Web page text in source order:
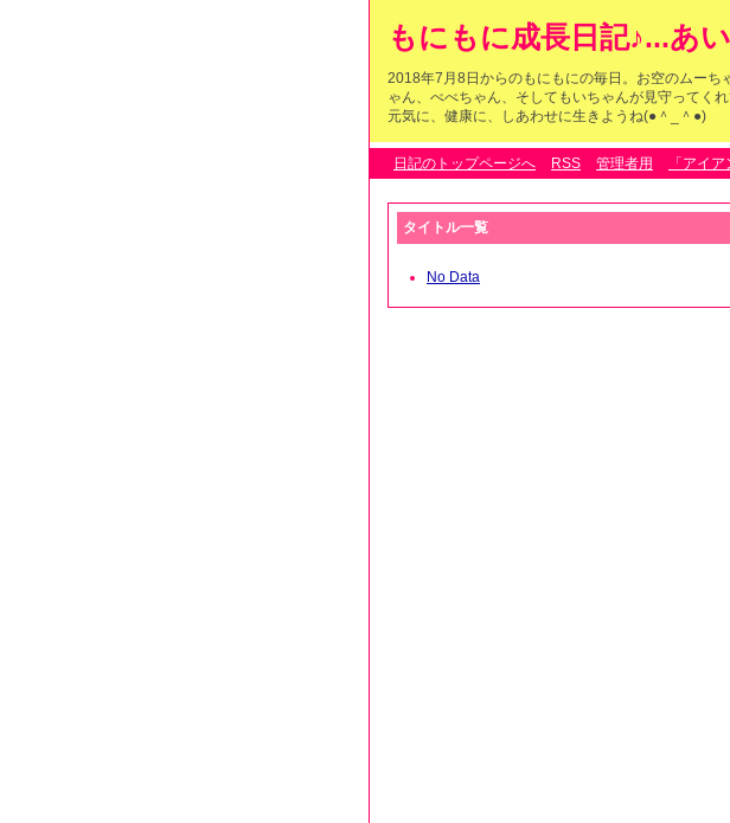
もにもに成長日記♪...あ
2018年7月8日からのもにもにの毎日。お空のムーち
ゃん、べべちゃん、そしてもいちゃんが見守ってく
元気に、健康に、しあわせに生きようね(●＾_＾●)
日記のトップページへ RSS 管理者用 「アイ
タイトル一覧
No Data